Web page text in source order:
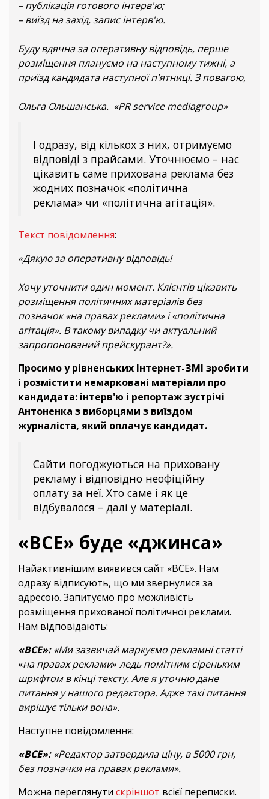
– публікація готового інтерв'ю;
– виїзд на захід, запис інтерв'ю.
Буду вдячна за оперативну відповідь, перше
розміщення плануємо на наступному тижні, а
приїзд кандидата наступної п'ятниці. З повагою,
Ольга Ольшанська. «PR service mediagroup»
І одразу, від кількох з них, отримуємо
відповіді з прайсами. Уточнюємо – нас
цікавить саме прихована реклама без
жодних позначок «політична
реклама» чи «політична агітація».
Текст повідомлення:
«Дякую за оперативну відповідь!
Хочу уточнити один момент. Клієнтів цікавить
розміщення політичних матеріалів без
позначок «на правах реклами» і «політична
агітація». В такому випадку чи актуальний
запропонований прейскурант?».
Просимо у рівненських Інтернет-ЗМІ зробити
і розмістити немарковані матеріали про
кандидата: інтерв'ю і репортаж зустрічі
Антоненка з виборцями з виїздом
журналіста, який оплачує кандидат.
Сайти погоджуються на приховану
рекламу і відповідно неофіційну
оплату за неї. Хто саме і як це
відбувалося – далі у матеріалі.
«ВСЕ» буде «джинса»
Найактивнішим виявився сайт «ВСЕ». Нам
одразу відписують, що ми звернулися за
адресою. Запитуємо про можливість
розміщення прихованої політичної реклами.
Нам відповідають:
«ВСЕ»:«Ми зазвичай маркуємо рекламні статті
«на правах реклами» ледь помітним сіреньким
шрифтом в кінці тексту. Але я уточню дане
питання у нашого редактора. Адже такі питання
вирішує тільки вона».
Наступне повідомлення:
«ВСЕ»:«Редактор затвердила ціну, в 5000 грн,
без позначки на правах реклами».
Можна переглянути скріншот всієї переписки.